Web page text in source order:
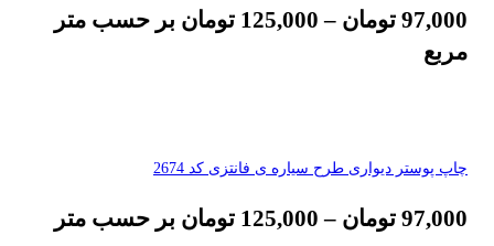
97,000 تومان –
125,000 تومان بر حسب متر
مربع
چاپ پوستر دیواری طرح سیاره ی فانتزی کد 2674
97,000 تومان –
125,000 تومان بر حسب متر